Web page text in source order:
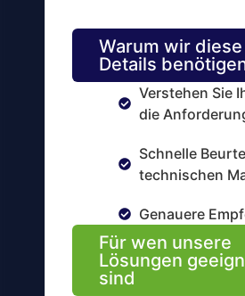
Warum wir diese
Details
Verstehen Sie
die
Schnelle
technischen
Genauere
Für wen unsere
Lösungen
sind